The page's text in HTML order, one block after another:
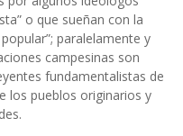
o que sueñan con la
paralelamente y
campesinas son
fundamentalistas de
los pueblos originarios y